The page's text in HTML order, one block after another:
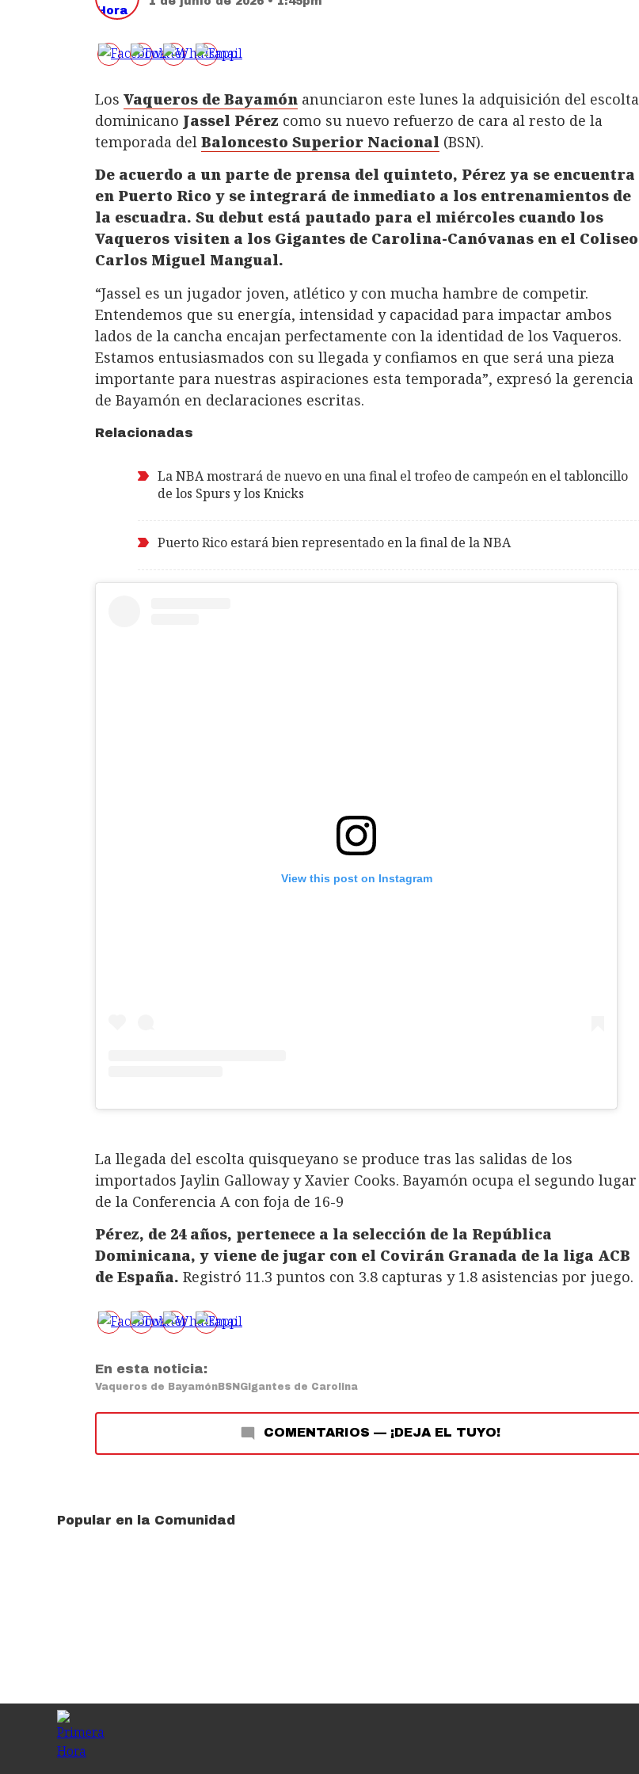
Los Vaqueros de Bayamón anunciaron este lunes la adquisición del escolta
dominicano Jassel Pérez como su nuevo refuerzo de cara al resto de la
temporada del Baloncesto Superior Nacional (BSN).
De acuerdo a un parte de prensa del quinteto, Pérez ya se encuentra
en Puerto Rico y se integrará de inmediato a los entrenamientos de
la escuadra. Su debut está pautado para el miércoles cuando los
Vaqueros visiten a los Gigantes de Carolina-Canóvanas en el Coliseo
Carlos Miguel Mangual.
“Jassel es un jugador joven, atlético y con mucha hambre de competir.
Entendemos que su energía, intensidad y capacidad para impactar ambos
lados de la cancha encajan perfectamente con la identidad de los Vaqueros.
Estamos entusiasmados con su llegada y confiamos en que será una pieza
importante para nuestras aspiraciones esta temporada”, expresó la gerencia
de Bayamón en declaraciones escritas.
Relacionadas
La NBA mostrará de nuevo en una final el trofeo de campeón en el tabloncillo
de los Spurs y los Knicks
Puerto Rico estará bien representado en la final de la NBA
View this post on Instagram
La llegada del escolta quisqueyano se produce tras las salidas de los
importados Jaylin Galloway y Xavier Cooks. Bayamón ocupa el segundo lugar
de la Conferencia A con foja de 16-9
Pérez, de 24 años, pertenece a la selección de la República
Dominicana, y viene de jugar con el Covirán Granada de la liga ACB
de España. Registró 11.3 puntos con 3.8 capturas y 1.8 asistencias por juego.
En esta noticia:
Vaqueros de Bayamón BSN Gigantes de Carolina
COMENTARIOS — ¡DEJA EL TUYO!
Popular en la Comunidad